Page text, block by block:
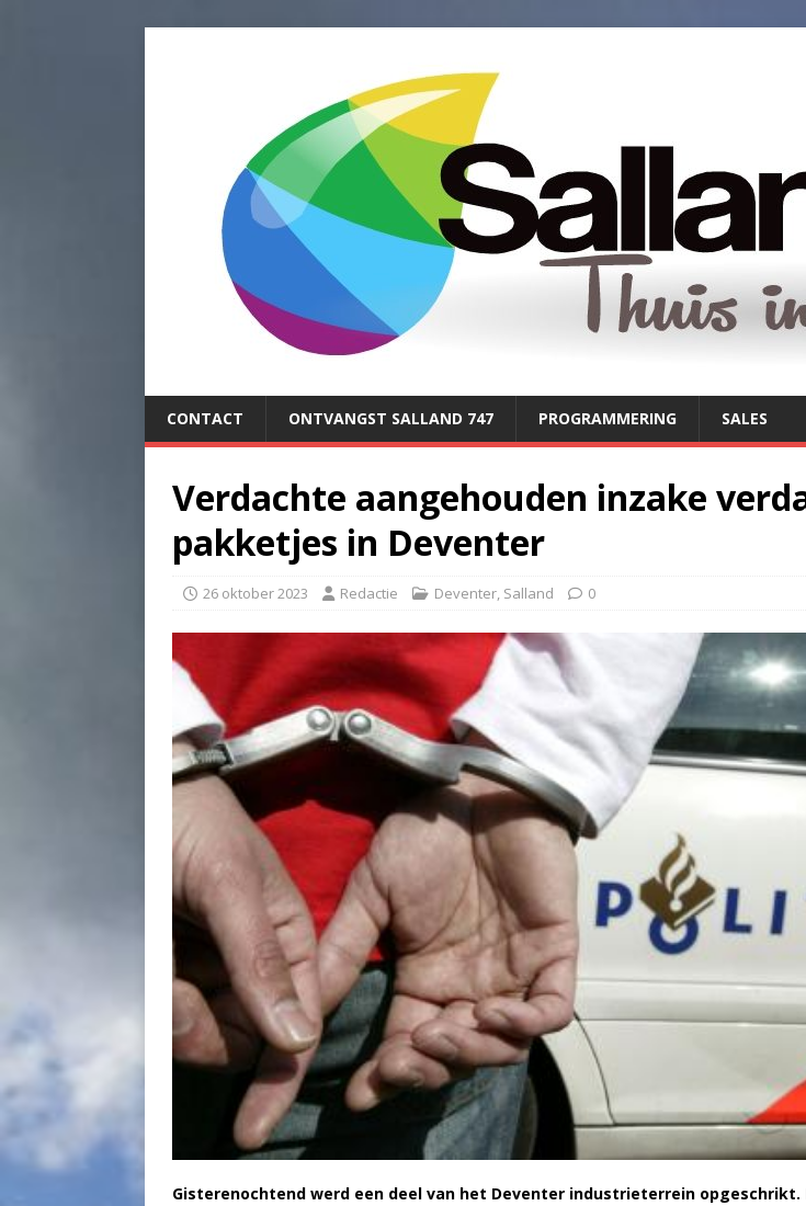
CONTACT ONTVANGST SALLAND 747 PROGRAMMERING SALES
Verdachte aangehouden inzake
pakketjes in Deventer
26 oktober 2023 Redactie Deventer, Salland 0
Gisterenochtend werd een deel van het Deventer industrieterrein opgeschrikt.